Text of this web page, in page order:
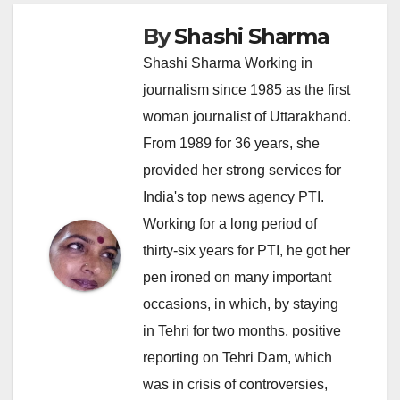
ByShashi Sharma
Shashi Sharma Working in
journalism since 1985 as the first
woman journalist of Uttarakhand.
From 1989 for 36 years, she
provided her strong services for
India's top news agency PTI.
Working for a long period of
thirty-six years for PTI, he got her
pen ironed on many important
occasions, in which, by staying
in Tehri for two months, positive
reporting on Tehri Dam, which
was in crisis of controversies,